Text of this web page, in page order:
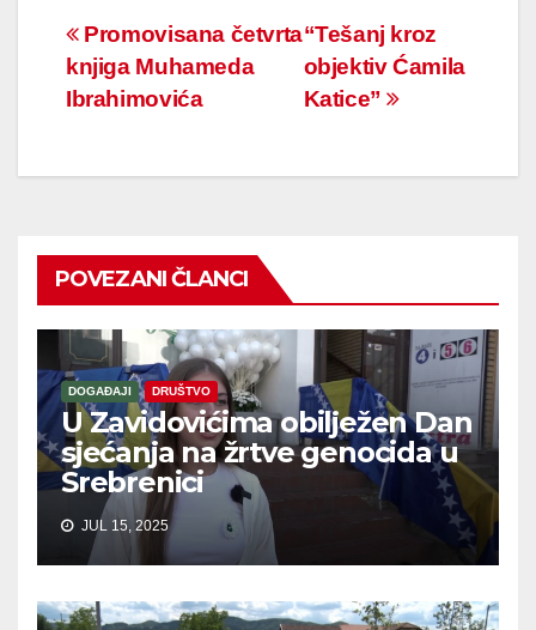
Navigacija
članaka
“Tešanj kroz
objektiv Ćamila
Katice”
Promovisana četvrta
knjiga Muhameda
Ibrahimovića
POVEZANI ČLANCI
DOGAĐAJI DRUŠTVO
U Zavidovićima obilježen Dan
sjećanja na žrtve genocida u
Srebrenici
JUL 15, 2025